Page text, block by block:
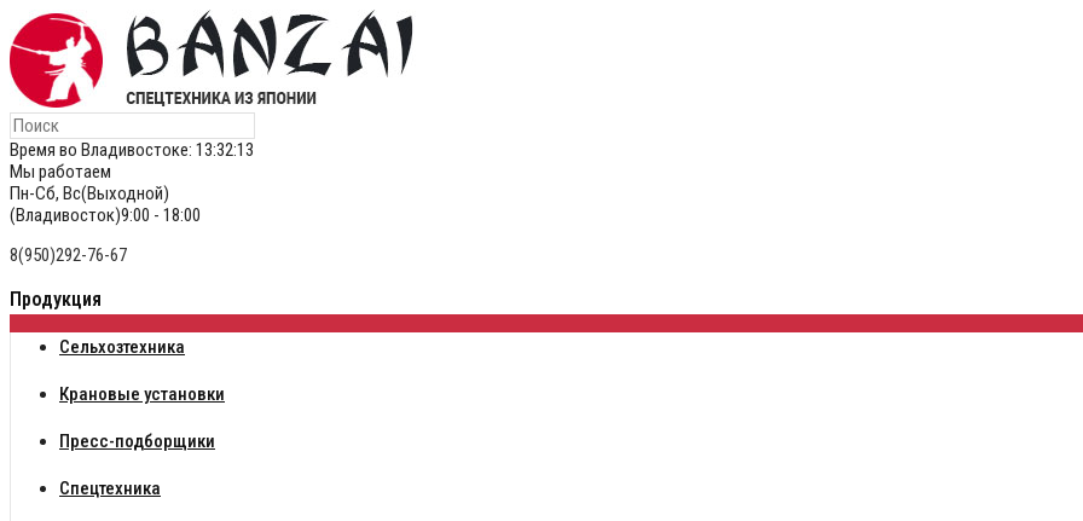
Время во Владивостоке: 13:32:14
Мы работаем
Пн-Сб, Вс(Выходной)
(Владивосток)9:00 - 18:00
8(950)292-76-67
Продукция
Сельхозтехника
Крановые установки
Пресс-подборщики
Спецтехника